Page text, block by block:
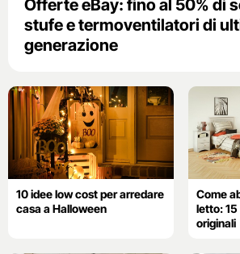
Offerte eBay: fino al 50% di
stufe e termoventilatori di
generazione
10 idee low cost per arredare
casa a Halloween
Come
letto: 15
originali